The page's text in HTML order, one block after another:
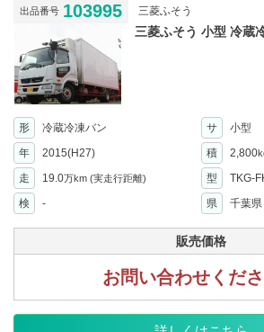
出品番号 103995 三菱ふそう
三菱ふそう 小型 冷蔵
形 冷蔵冷凍バン サ
小型
年
2015(H27) 積 2,800
走 19.0万km (実走行距離) 型
TKG-
検
- 県 千葉県
販売価格
お問い合わせくださ